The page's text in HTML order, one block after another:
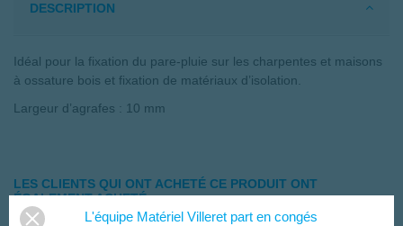
DESCRIPTION
Idéal pour la fixation du pare-pluie sur les charpentes et maisons
à ossature bois et fixation de matériaux d’isolation.
Largeur d’agrafes : 10 mm
LES CLIENTS QUI ONT ACHETÉ CE PRODUIT ONT
ÉGALEMENT ACHETÉ...
L'équipe Matériel Villeret part en congés